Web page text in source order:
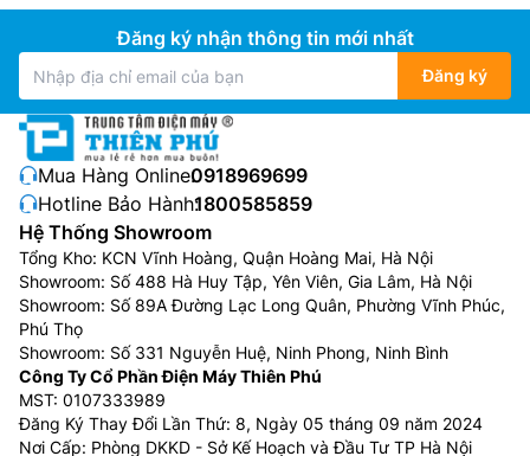
Đăng ký nhận thông tin mới nhất
Đăng ký
Mua Hàng Online:0918969699
Hotline Bảo Hành:1800585859
Hệ Thống Showroom
Tổng Kho: KCN Vĩnh Hoàng, Quận Hoàng Mai, Hà Nội
Showroom: Số 488 Hà Huy Tập, Yên Viên, Gia Lâm, Hà Nội
Showroom: Số 89A Đường Lạc Long Quân, Phường Vĩnh Phúc,
Phú Thọ
Showroom: Số 331 Nguyễn Huệ, Ninh Phong, Ninh Bình
Công Ty Cổ Phần Điện Máy Thiên Phú
MST: 0107333989
Đăng Ký Thay Đổi Lần Thứ: 8, Ngày 05 tháng 09 năm 2024
Nơi Cấp: Phòng DKKD - Sở Kế Hoạch và Đầu Tư TP Hà Nội